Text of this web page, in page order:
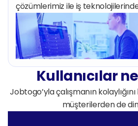
çözümlerimiz ile iş
Kullanıcılar
Jobtogo’yla çalışmanın
müşterilerden de